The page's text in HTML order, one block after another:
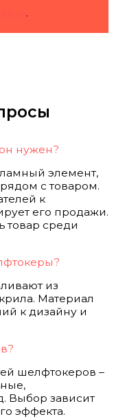
.
нужен?
элемент,
с товаром.
к
его продажи.
товар среди
из
Материал
к дизайну и
шелфтокеров –
Выбор зависит
эффекта.